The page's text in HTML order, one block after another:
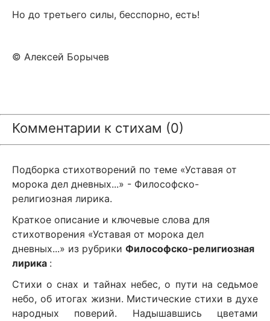
Но до третьего силы, бесспорно, есть!
© Алексей Борычев
Комментарии к стихам (0)
Подборка стихотворений по теме «Уставая от
морока дел дневных...» - Философско-
религиозная лирика.
Краткое описание и ключевые слова для
стихотворения «Уставая от морока дел
дневных...» из рубрики Философско-религиозная
лирика :
Стихи о снах и тайнах небес, о пути на седьмое
небо, об итогах жизни. Мистические стихи в духе
народных поверий. Надышавшись цветами